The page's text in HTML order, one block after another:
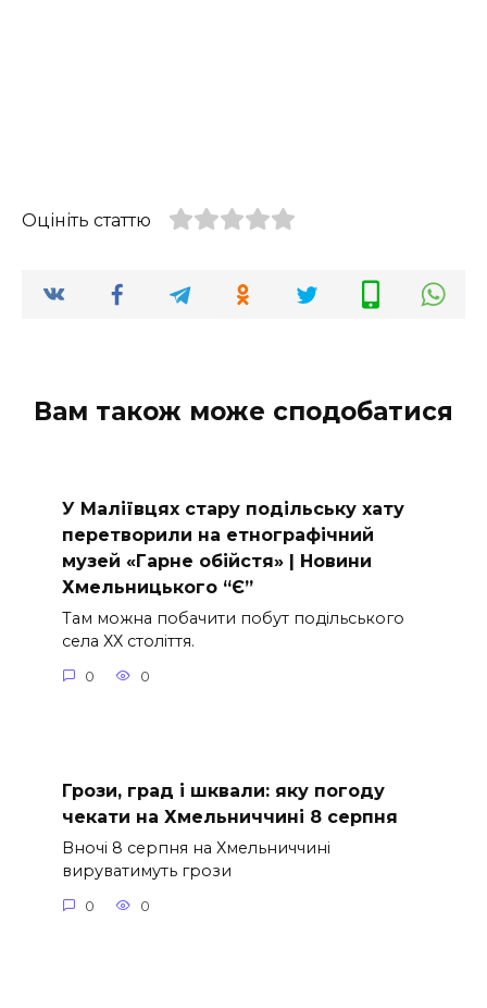
Оцініть статтю
Вам також може сподобатися
У Маліївцях стару подільську хату
перетворили на етнографічний
музей «Гарне обійстя» | Новини
Хмельницького “Є”
Там можна побачити побут подільського
села ХХ століття.
0 0
Грози, град і шквали: яку погоду
чекати на Хмельниччині 8 серпня
Вночі 8 серпня на Хмельниччині
вируватимуть грози
0 0